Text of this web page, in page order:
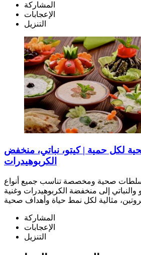
المشاركة
الإعجابات
التنزيل
لكل حمية | كيتو، نباتي، منخفض
الكربوهيدرات
صحية ومخصصة تناسب جميع أنواع
والنباتي إلى منخفضة الكربوهيدرات وغنية
مثالية لكل نمط حياة وأهداف صحية
المشاركة
الإعجابات
التنزيل